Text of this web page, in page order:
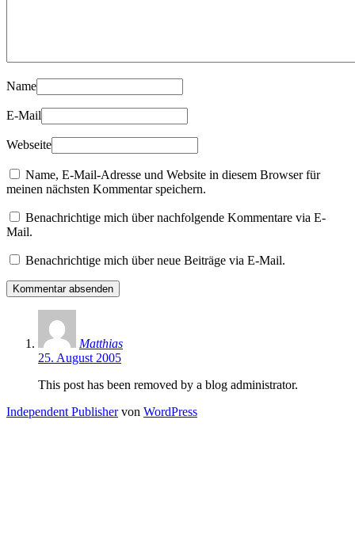
Name
E-Mail
Webseite
Name, E-Mail-Adresse und Website in diesem Browser für
meinen nächsten Kommentar speichern.
Benachrichtige mich über nachfolgende Kommentare via E-
Mail.
Benachrichtige mich über neue Beiträge via E-Mail.
Matthias
25. August 2005
This post has been removed by a blog administrator.
Independent Publishervon WordPress